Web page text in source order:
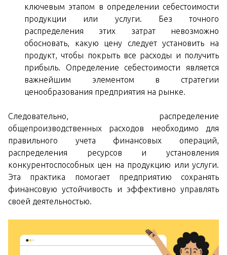
ключевым этапом в определении себестоимости
продукции или услуги. Без точного
распределения этих затрат невозможно
обосновать, какую цену следует установить на
продукт, чтобы покрыть все расходы и получить
прибыль. Определение себестоимости является
важнейшим элементом в стратегии
ценообразования предприятия на рынке.
Следовательно, распределение
общепроизводственных расходов необходимо для
правильного учета финансовых операций,
распределения ресурсов и установления
конкурентоспособных цен на продукцию или услуги.
Эта практика помогает предприятию сохранять
финансовую устойчивость и эффективно управлять
своей деятельностью.